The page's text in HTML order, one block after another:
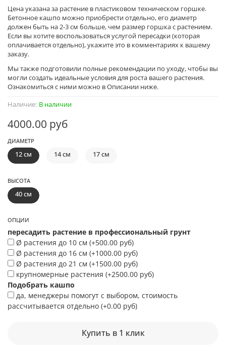
Наличие: В наличии
4000.00 руб
Купить в 1 клик
ДИАМЕТР
12 см 14 см 17 см
ВЫСОТА
40 см
ОПЦИИ
пересадить растение в профессиональный грунт
Ø растения до 10 см (+500.00 руб)
Ø растения до 16 см (+1000.00 руб)
Ø растения до 21 см (+1500.00 руб)
крупномерные растения (+2500.00 руб)
Подобрать кашпо
да, менеджеры помогут с выбором, стоимость
рассчитывается отдельно (+0.00 руб)
Цена указана за растение в пластиковом техническом горшке.
Бетонное кашпо можно приобрести отдельно, его диаметр
должен быть на 2-3 см больше, чем размер горшка с растением.
Если вы хотите воспользоваться услугой пересадки (которая
оплачивается отдельно), укажите это в комментариях к вашему
заказу.
Мы также подготовили полные рекомендации по уходу, чтобы вы
могли создать идеальные условия для роста вашего растения.
Ознакомиться с ними можно в Описании ниже.